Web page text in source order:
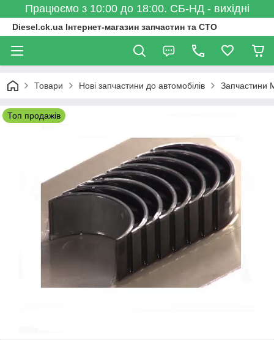
Працюємо з 10:00 до 18:00. СБ-НД - вихідні
Diesel.ck.ua Інтернет-магазин запчастин та СТО
Товари Нові запчастини до автомобілів Запчастини
Топ продажів